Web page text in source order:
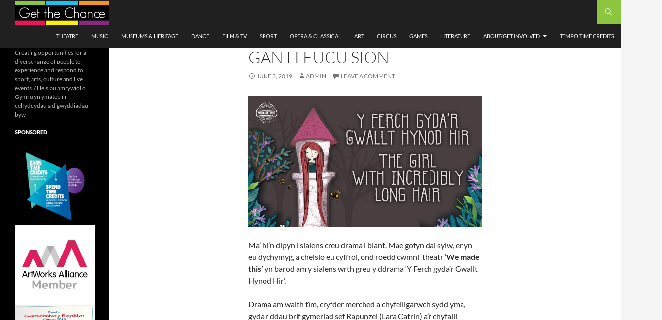
Search
THEATRE
MUSIC MUSEUMS & HERITAGE DANCE FILM & TV SPORT OPERA & CLASSICAL ART CIRCUS GAMES LITERATURE ABOUT/GET INVOLVED TEMPO TIME CREDITS
GYDA’R GWALLT HYNOD HIR’
GAN LLEUCU SION
JUNE 3, 2019 ADMIN LEAVE A COMMENT
Ma’ hi’n dipyn i sialens creu drama i blant. Mae gofyn dal sylw, enyn
eu dychymyg, a cheisio eu cyffroi, ond roedd cwmni theatr ‘We made
this’ yn barod am y sialens wrth greu y ddrama ‘Y Ferch gyda’r Gwallt
Hynod Hir’.
Drama am waith tîm, cryfder merched a chyfeillgarwch sydd yma,
gyda’r ddau brif gymeriad sef Rapunzel (Lara Catrin) a’r chyfaill
Creating opportunities for a
diverse range of people to
experience and respond to
sport, arts, culture and live
events. / Lleisiau amrywiol o
Gymru yn ymateb i'r
celfyddydau a digwyddiadau
byw
SPONSORED